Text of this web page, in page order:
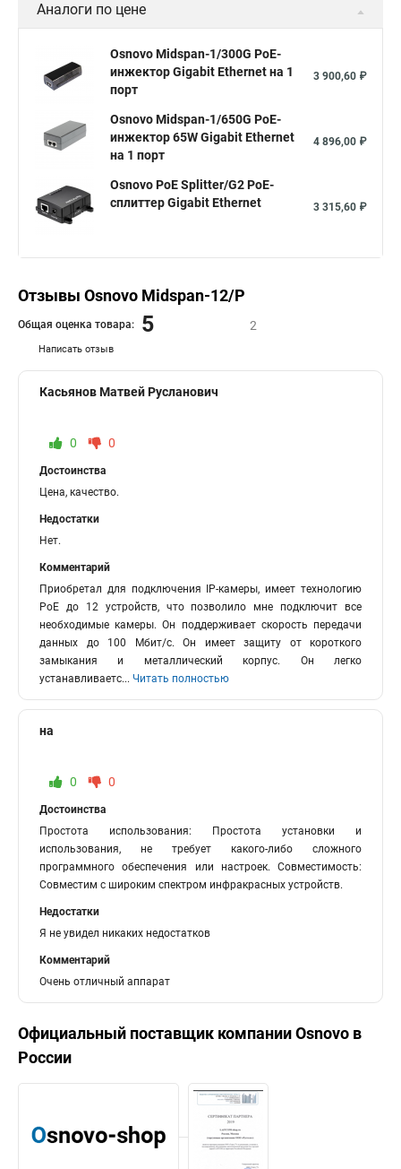
Аналоги по цене
Osnovo Midspan-1/300G PoE-
инжектор Gigabit Ethernet на 1
порт
3 900,60 ₽
Osnovo Midspan-1/650G PoE-
инжектор 65W Gigabit Ethernet
на 1 порт
4 896,00 ₽
Osnovo PoE Splitter/G2 PoE-
сплиттер Gigabit Ethernet
3 315,60 ₽
Отзывы Osnovo Midspan-12/P
Написать отзыв
Общая оценка товара: 5 2
Касьянов Матвей Русланович
0 0
Достоинства
Цена, качество.
Недостатки
Нет.
Комментарий
Приобретал для подключения IP-камеры, имеет технологию
PoE до 12 устройств, что позволило мне подключит все
необходимые камеры. Он поддерживает скорость передачи
данных до 100 Мбит/с. Он имеет защиту от короткого
замыкания и металлический корпус. Он легко
устанавливаетс... Читать полностью
на
0 0
Достоинства
Простота использования: Простота установки и
использования, не требует какого-либо сложного
программного обеспечения или настроек. Совместимость:
Совместим с широким спектром инфракрасных устройств.
Недостатки
Я не увидел никаких недостатков
Комментарий
Очень отличный аппарат
Официальный поставщик компанииOsnovo в
России